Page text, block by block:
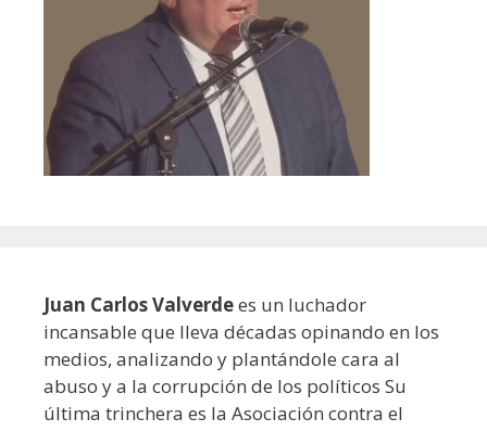
Juan Carlos Valverdees un luchador
incansable que lleva décadas opinando en los
medios, analizando y plantándole cara al
abuso y a la corrupción de los políticos Su
última trinchera es la Asociación contra el